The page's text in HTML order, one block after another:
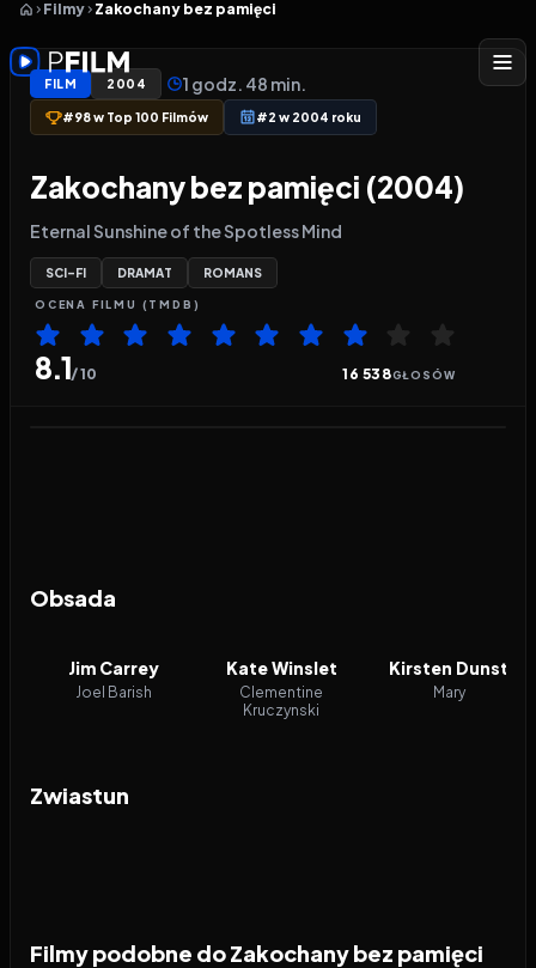
Filmy Zakochany bez pamięci
FILM 2004 1 godz. 48 min.
#98 w Top 100 Filmów #2 w 2004 roku
Zakochany bez pamięci (2004)
Eternal Sunshine of the Spotless Mind
SCI-FI DRAMAT ROMANS
OCENA FILMU (TMDB)
8.1/ 10 16 538GŁOSÓW
Obsada
Jim Carrey
Joel Barish
Kate Winslet
Clementine
Kruczynski
Kirsten Dunst
Mary
Zwiastun
Filmy podobne do Zakochany bez pamięci